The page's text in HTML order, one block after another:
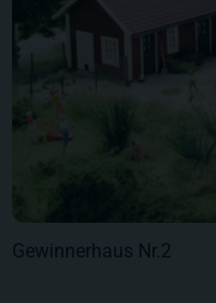
Gewinnerhaus Nr.2